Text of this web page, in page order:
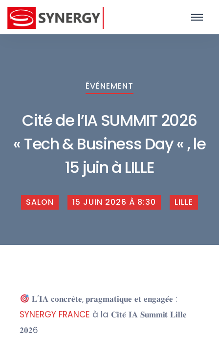
ÉVÉNEMENT
Cité de l’IA SUMMIT 2026
« Tech & Business Day « , le
15 juin à LILLE
SALON 15 JUIN 2026 À 8:30 LILLE
𝐋’𝐈𝐀 𝐜𝐨𝐧𝐜𝐫𝐞̀𝐭𝐞, 𝐩𝐫𝐚𝐠𝐦𝐚𝐭𝐢𝐪𝐮𝐞 𝐞𝐭 𝐞𝐧𝐠𝐚𝐠𝐞́𝐞 :
SYNERGY FRANCE à la 𝐂𝐢𝐭𝐞́ 𝐈𝐀 𝐒𝐮𝐦𝐦𝐢𝐭 𝐋𝐢𝐥𝐥𝐞
𝟐𝟎𝟐6